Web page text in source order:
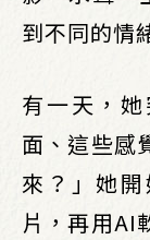
到不同的情
有一天，
面、這些感
來？」她
片，再用AI